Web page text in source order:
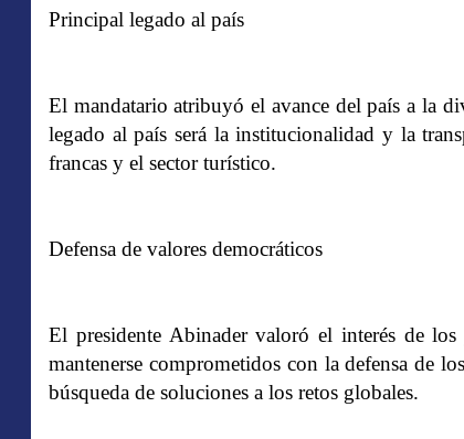
Principal legado al país
El mandatario atribuyó el avance del país a la
legado al país será la institucionalidad y la
francas y el sector turístico.
Defensa de valores democráticos
El presidente Abinader valoró el interés de
mantenerse comprometidos con la defensa de
búsqueda de soluciones a los retos globales.